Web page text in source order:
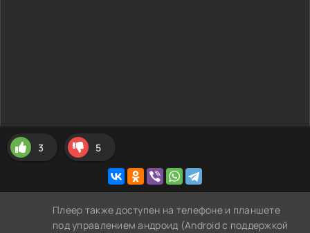
3 5
Плеер также доступен на телефоне и планшете
под управлением андроид (Android с поддержкой